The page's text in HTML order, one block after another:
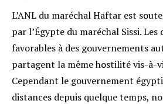
L’ANL du maréchal Haftar est
par l’Égypte du maréchal Sissi.
favorables à des gouvernements
partagent la même hostilité vis-à-
Cependant le gouvernement
distances depuis quelque temps,